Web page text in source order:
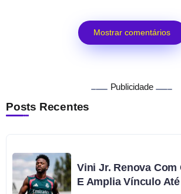
Mostrar comentários
Publicidade
Posts Recentes
Vini Jr. Renova Com
E Amplia Vínculo